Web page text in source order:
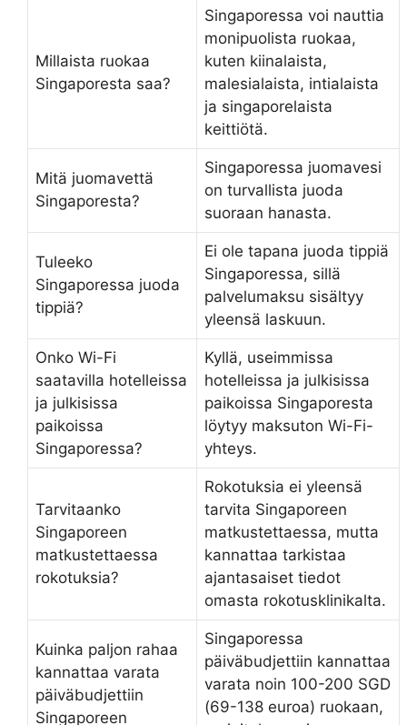
Millaista ruokaa
Singaporesta saa?
Singaporessa voi nauttia
monipuolista ruokaa,
kuten kiinalaista,
malesialaista, intialaista
ja singaporelaista
keittiötä.
Mitä juomavettä
Singaporesta?
Singaporessa juomavesi
on turvallista juoda
suoraan hanasta.
Tuleeko
Singaporessa juoda
tippiä?
Ei ole tapana juoda tippiä
Singaporessa, sillä
palvelumaksu sisältyy
yleensä laskuun.
Onko Wi-Fi
saatavilla hotelleissa
ja julkisissa
paikoissa
Singaporessa?
Kyllä, useimmissa
hotelleissa ja julkisissa
paikoissa Singaporesta
löytyy maksuton Wi-Fi-
yhteys.
Tarvitaanko
Singaporeen
matkustettaessa
rokotuksia?
Rokotuksia ei yleensä
tarvita Singaporeen
matkustettaessa, mutta
kannattaa tarkistaa
ajantasaiset tiedot
omasta rokotusklinikalta.
Kuinka paljon rahaa
kannattaa varata
päiväbudjettiin
Singaporeen
Singaporessa
päiväbudjettiin kannattaa
varata noin 100-200 SGD
(69-138 euroa) ruokaan,